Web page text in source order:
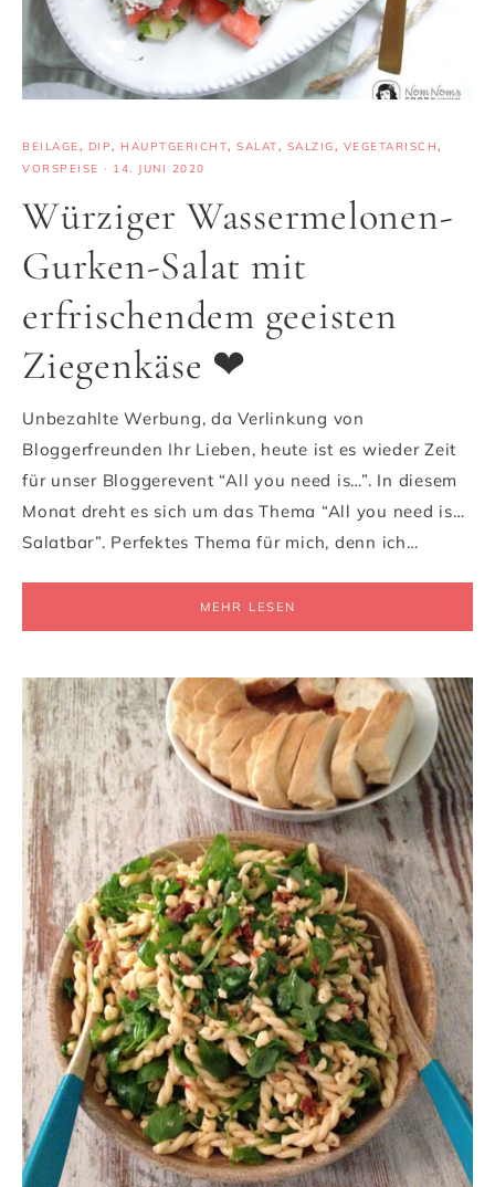
BEILAGE, DIP, HAUPTGERICHT, SALAT, SALZIG, VEGETARISCH,
VORSPEISE · 14. JUNI 2020
Würziger Wassermelonen-
Gurken-Salat mit
erfrischendem geeisten
Ziegenkäse ❤
Unbezahlte Werbung, da Verlinkung von
Bloggerfreunden Ihr Lieben, heute ist es wieder Zeit
für unser Bloggerevent “All you need is…”. In diesem
Monat dreht es sich um das Thema “All you need is…
Salatbar”. Perfektes Thema für mich, denn ich…
MEHR LESEN